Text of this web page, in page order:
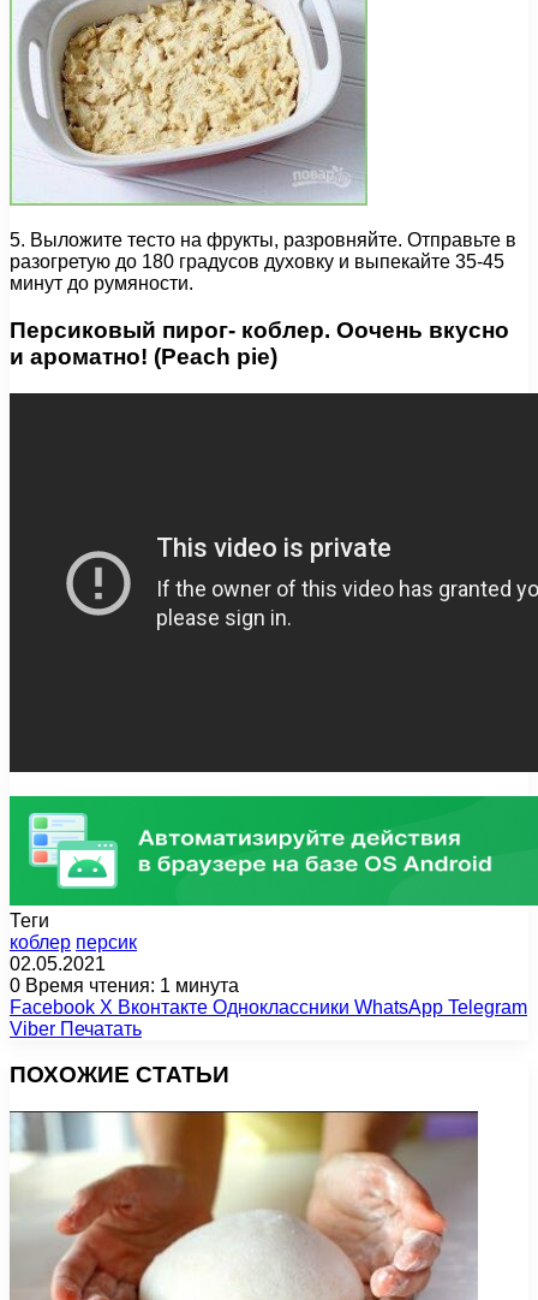
5. Выложите тесто на фрукты, разровняйте. Отправьте в
разогретую до 180 градусов духовку и выпекайте 35-45
минут до румяности.
Персиковый пирог- коблер. Оочень вкусно
и ароматно! (Peach pie)
Теги
коблер персик
02.05.2021
0 Время чтения: 1 минута
Facebook X Вконтакте Одноклассники WhatsApp Telegram
Viber Печатать
ПОХОЖИЕ СТАТЬИ